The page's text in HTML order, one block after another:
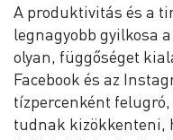
A produktivitás és a
legnagyobb gyilkosa
olyan, függőséget
Facebook és az
tízpercenként
tudnak kizökkenteni,